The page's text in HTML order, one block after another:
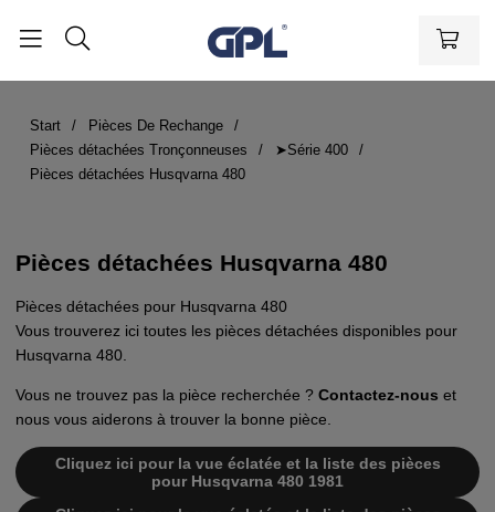
Start
Pièces De Rechange
Pièces détachées Tronçonneuses
➤Série 400
Pièces détachées Husqvarna 480
Pièces détachées Husqvarna 480
Pièces détachées pour Husqvarna 480
Vous trouverez ici toutes les pièces détachées disponibles pour
Husqvarna 480.
Vous ne trouvez pas la pièce recherchée ? Contactez-nous et
nous vous aiderons à trouver la bonne pièce.
Cliquez ici pour la vue éclatée et la liste des pièces
pour Husqvarna 480 1981